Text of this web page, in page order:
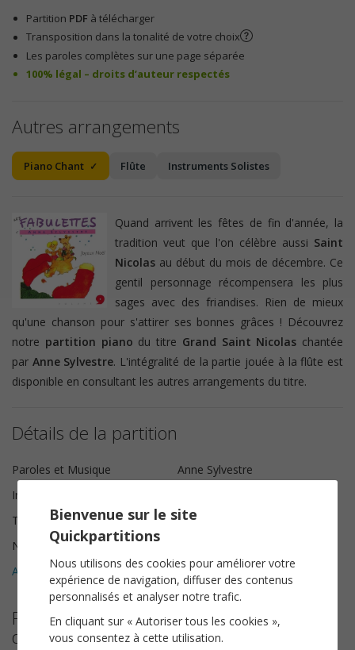
Partition PDF à télécharger
Transposition dans la tonalité de votre choix
Les paroles complètes sur une page séparée
100% légal – droits d’auteur respectés
Autres arrangements
Piano Chant Flûte Instruments Solistes
Quand arrivent les fêtes de fin d'année, la
tradition veut que l'on célèbre aussi Saint
Nicolas au début du mois de décembre. Ce
gentil personnage récompensera les plus
sages avec des friandises. Rien de mieux
qu'une chanson pour s'attirer ses bonnes grâces ! Découvrez
notre partition piano du titre Grand Saint Nicolas chantée
par Anne Sylvestre. L'intégralité de la partie jouée à la flûte est
disponible en consultant les autres arrangements du titre.
Détails de la partition
Paroles et Musique
Anne Sylvestre
Instrumentation
Tonalité
Do majeur
Nombre de pages
Avis clients (3 ) 5
Plus de partitions de Les Fabulettes
d'Anne Sylvestre
Bienvenue sur le site
Quickpartitions
Nous utilisons des cookies pour améliorer votre
expérience de navigation, diffuser des contenus
personnalisés et analyser notre trafic.
En cliquant sur « Autoriser tous les cookies »,
vous consentez à cette utilisation.